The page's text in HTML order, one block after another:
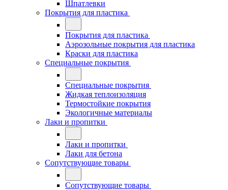
Шпатлевки
Покрытия для пластика
Покрытия для пластика
Аэрозольные покрытия для пластика
Краски для пластика
Специальные покрытия
Специальные покрытия
Жидкая теплоизоляция
Термостойкие покрытия
Экологичные материалы
Лаки и пропитки
Лаки и пропитки
Лаки для бетона
Сопутствующие товары
Сопутствующие товары